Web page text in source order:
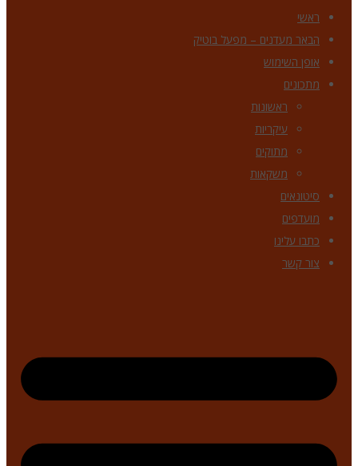
ראשי
הבאר מעדנים – מפעל בוטיק
אופן השימוש
מתכונים
ראשונות
עיקריות
מתוקים
משקאות
סיטונאים
מועדפים
כתבו עלינו
צור קשר